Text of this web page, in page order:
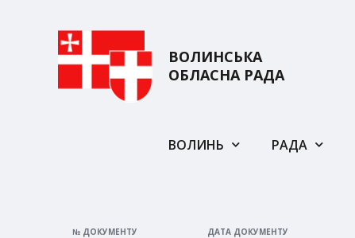
ВОЛИНСЬКА
ОБЛАСНА РАДА
ВОЛИНЬ РАДА
№ ДОКУМЕНТУ ДАТА ДОКУМЕНТУ